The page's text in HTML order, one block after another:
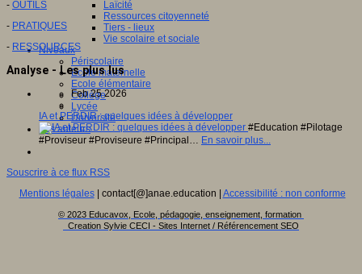
Laïcité
Ressources citoyenneté
Tiers - lieux
Vie scolaire et sociale
Niveaux
Périscolaire
Ecole maternelle
Ecole élémentaire
Collège
Lycée
Université
Les auteurs
- OUTILS
- PRATIQUES
- RESSOURCES
Analyse - Les plus lus
Feb 25 2026
IA et PERDIR : quelques idées à développer
#Education #Pilotage
#Proviseur #Proviseure #Principal… En savoir plus...
Souscrire à ce flux RSS
Mentions légales| contact[@]anae.education | Accessibilité : non conforme
© 2023 Educavox, Ecole, pédagogie, enseignement, formation
Creation Sylvie CECI - Sites Internet / Référencement SEO